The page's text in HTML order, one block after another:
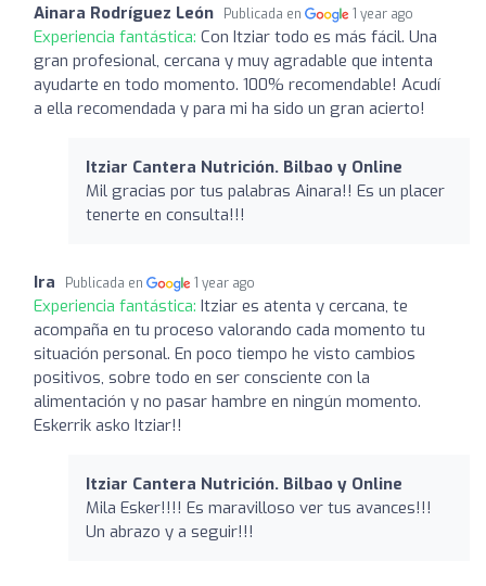
Ainara Rodríguez León Publicada en 1 year ago
Experiencia fantástica: Con Itziar todo es más fácil. Una
gran profesional, cercana y muy agradable que intenta
ayudarte en todo momento. 100% recomendable! Acudí
a ella recomendada y para mi ha sido un gran acierto!
Itziar Cantera Nutrición. Bilbao y Online
Mil gracias por tus palabras Ainara!! Es un placer
tenerte en consulta!!!
Ira Publicada en 1 year ago
Experiencia fantástica: Itziar es atenta y cercana, te
acompaña en tu proceso valorando cada momento tu
situación personal. En poco tiempo he visto cambios
positivos, sobre todo en ser consciente con la
alimentación y no pasar hambre en ningún momento.
Eskerrik asko Itziar!!
Itziar Cantera Nutrición. Bilbao y Online
Mila Esker!!!! Es maravilloso ver tus avances!!!
Un abrazo y a seguir!!!